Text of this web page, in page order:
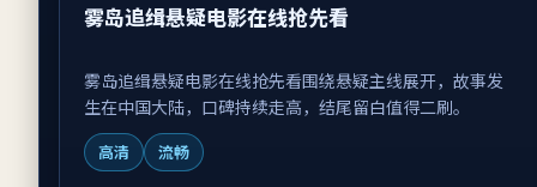
雾岛追缉悬疑电影在线抢先看
雾岛追缉悬疑电影在线抢先看围绕悬疑主线展开，故事发
生在中国大陆，口碑持续走高，结尾留白值得二刷。
高清 流畅